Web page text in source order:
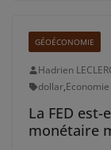
GÉOÉCONOMIE
Hadrien
dollar,Economie
La FED
monétaire